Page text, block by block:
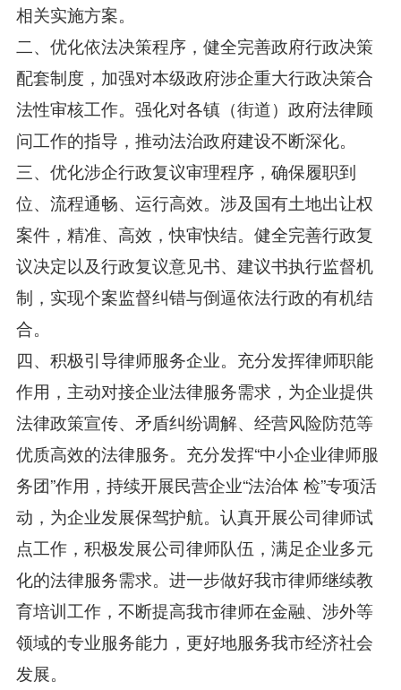
相关实施方案。
二、优化依法决策程序，健全完善政府行政决策
配套制度，加强对本级政府涉企重大行政决策合
法性审核工作。强化对各镇（街道）政府法律顾
问工作的指导，推动法治政府建设不断深化。
三、优化涉企行政复议审理程序，确保履职到
位、流程通畅、运行高效。涉及国有土地出让权
案件，精准、高效，快审快结。健全完善行政复
议决定以及行政复议意见书、建议书执行监督机
制，实现个案监督纠错与倒逼依法行政的有机结
合。
四、积极引导律师服务企业。充分发挥律师职能
作用，主动对接企业法律服务需求，为企业提供
法律政策宣传、矛盾纠纷调解、经营风险防范等
优质高效的法律服务。充分发挥“中小企业律师服
务团”作用，持续开展民营企业“法治体 检”专项活
动，为企业发展保驾护航。认真开展公司律师试
点工作，积极发展公司律师队伍，满足企业多元
化的法律服务需求。进一步做好我市律师继续教
育培训工作，不断提高我市律师在金融、涉外等
领域的专业服务能力，更好地服务我市经济社会
发展。